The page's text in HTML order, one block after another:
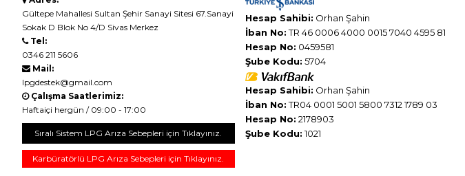
Gültepe Mahallesi Sultan Şehir Sanayi Sitesi 67.Sanayi
Sokak D Blok No 4/D Sivas Merkez
Tel:
0346 211 5606
Mail:
lpgdestek@gmail.com
Çalışma Saatlerimiz:
Haftaiçi hergün / 09:00 - 17:00
Sıralı Sistem LPG Arıza Sebepleri için Tıklayınız.
Karbüratörlü LPG Arıza Sebepleri için Tıklayınız.
Hesap Sahibi: Orhan Şahin
İban No:TR 46 0006 4000 0015 7040 4595 81
Hesap No: 0459581
Şube Kodu: 5704
Hesap Sahibi: Orhan Şahin
İban No:TR04 0001 5001 5800 7312 1789 03
Hesap No: 2178903
Şube Kodu:1021